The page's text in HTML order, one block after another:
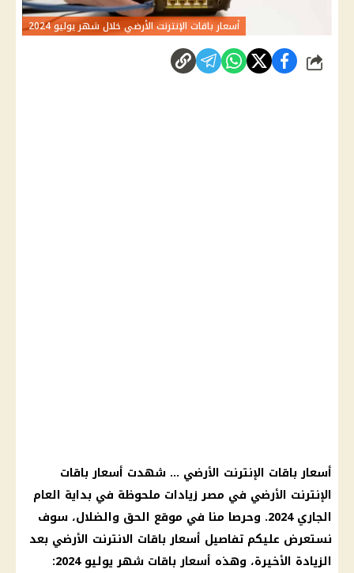
أسعار باقات الإنترنت الأرضي خلال شهر يوليو 2024
شارك
أسعار باقات الإنترنت الأرضي … شهدت أسعار باقات
الإنترنت الأرضي في مصر زيادات ملحوظة في بداية العام
الجاري 2024. وحرصا منا في موقع الحق والضلال، سوف
نستعرض عليكم تفاصيل أسعار باقات الانترنت الأرضي بعد
الزيادة الأخيرة، وهذه أسعار باقات شهر يوليو 2024: